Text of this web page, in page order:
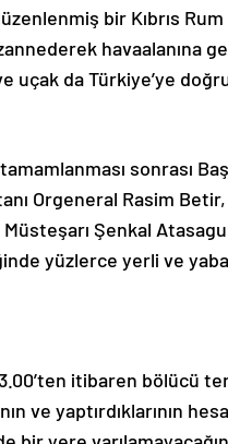
bir Kıbrıs
havaalanına
uçak da Türkiye’ye
sonrası
Orgeneral Rasim
Şenkal
yüzlerce yerli ve
itibaren bölücü
ve yaptırdıklarının